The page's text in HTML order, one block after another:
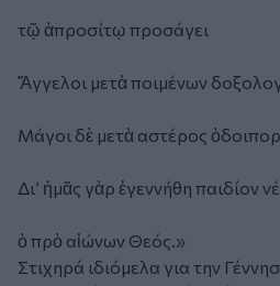
τῷ ἀπροσίτῳ προσάγει
Ἄγγελοι μετὰ ποιμένων
Μάγοι δὲ μετὰ αστέρος
Δι’ ἡμᾶς γὰρ ἐγεννήθη παιδίον
ὁ πρὸ αἰώνων Θεός.»
Στιχηρά ιδιόμελα για την